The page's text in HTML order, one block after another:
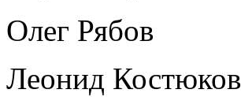
Олег Рябов
Леонид Костюков